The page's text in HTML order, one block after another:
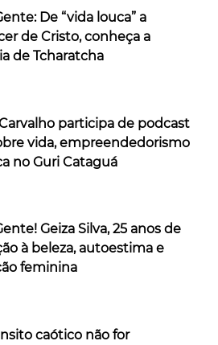
De “vida louca” a
de Cristo, conheça a
de Tcharatcha
participa de podcast
vida, empreendedorismo
no Guri Cataguá
Geiza Silva, 25 anos de
à beleza, autoestima e
feminina
caótico não for